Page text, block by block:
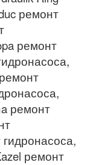
ремонт
ремонт
,
ремонт
,
ремонт
,
ремонт